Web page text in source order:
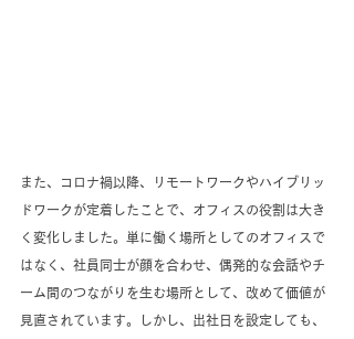
また、コロナ禍以降、リモートワークやハイブリッ
ドワークが定着したことで、オフィスの役割は大き
く変化しました。単に働く場所としてのオフィスで
はなく、社員同士が顔を合わせ、偶発的な会話やチ
ーム間のつながりを生む場所として、改めて価値が
見直されています。しかし、出社日を設定しても、